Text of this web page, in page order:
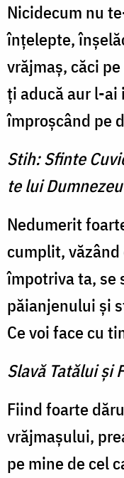
Nicidecum nu
înţelepte,
vrăjmaş, căci
ţi aducă aur l-ai
împroşcând pe
Stih: Sfinte
te lui
Nedumerit
cumplit,
împotriva ta, se
păianjenului şi
Ce voi face cu
Slavă Tatălui şi
Fiind foarte
vrăjmaşului,
pe mine de cel